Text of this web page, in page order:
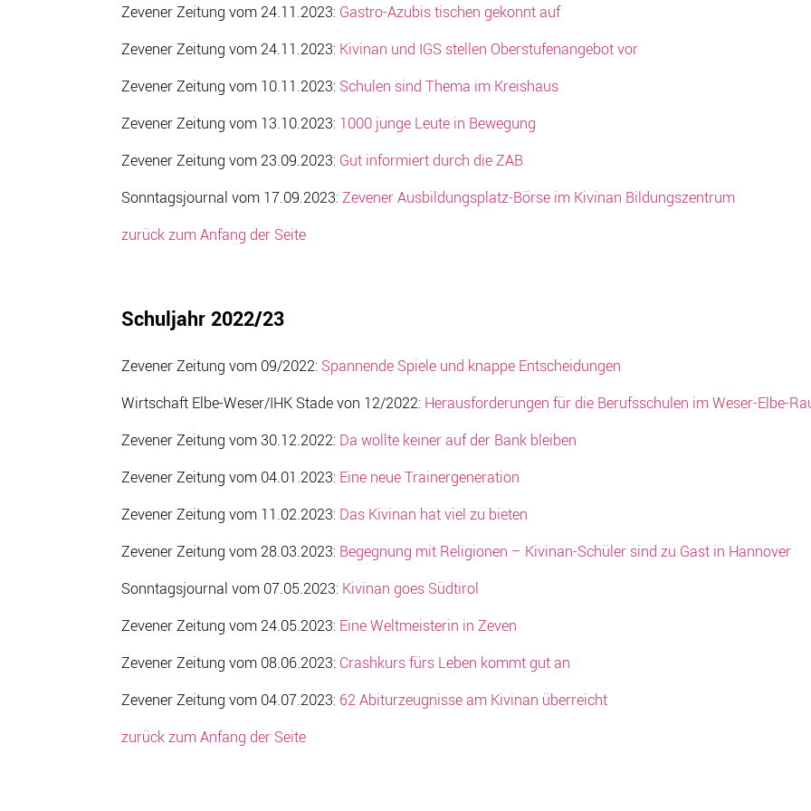
Zevener Zeitung vom 24.11.2023: Gastro-Azubis tischen gekonnt auf
Zevener Zeitung vom 24.11.2023: Kivinan und IGS stellen Oberstufenangebot vor
Zevener Zeitung vom 10.11.2023: Schulen sind Thema im Kreishaus
Zevener Zeitung vom 13.10.2023: 1000 junge Leute in Bewegung
Zevener Zeitung vom 23.09.2023: Gut informiert durch die ZAB
Sonntagsjournal vom 17.09.2023:Zevener Ausbildungsplatz-Börse im Kivinan Bildungszentrum
zurück zum Anfang der Seite
Schuljahr 2022/23
Zevener Zeitung vom 09/2022: Spannende Spiele und knappe Entscheidungen
Wirtschaft Elbe-Weser/IHK Stade von 12/2022: Herausforderungen für die Berufsschulen im Weser-Elbe-
Zevener Zeitung vom 30.12.2022: Da wollte keiner auf der Bank bleiben
Zevener Zeitung vom 04.01.2023: Eine neue Trainergeneration
Zevener Zeitung vom 11.02.2023: Das Kivinan hat viel zu bieten
Zevener Zeitung vom 28.03.2023: Begegnung mit Religionen – Kivinan-Schüler sind zu Gast in Hannover
Sonntagsjournal vom 07.05.2023: Kivinan goes Südtirol
Zevener Zeitung vom 24.05.2023: Eine Weltmeisterin in Zeven
Zevener Zeitung vom 08.06.2023: Crashkurs fürs Leben kommt gut an
Zevener Zeitung vom 04.07.2023: 62 Abiturzeugnisse am Kivinan überreicht
zurück zum Anfang der Seite